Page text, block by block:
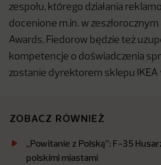
zespołu, którego działania
docenione m.in. w
Awards. Fiedorow będzie też
kompetencje o doświadczenia
zostanie dyrektorem sklepu IKEA
ZOBACZ RÓWNIEŻ
„Powitanie z Polską”: F-35
polskimi miastami